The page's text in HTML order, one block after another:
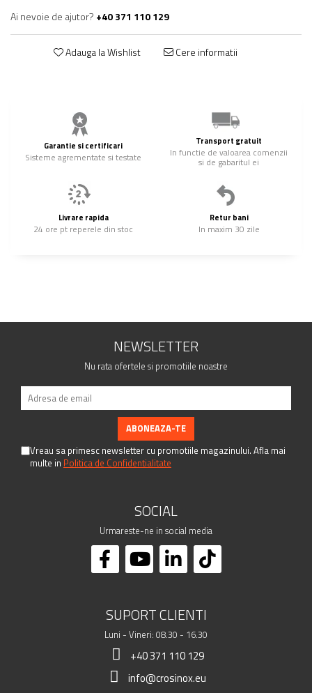
Ai nevoie de ajutor? +40 371 110 129
Adauga la Wishlist Cere informatii
Garantie si certificari
Sisteme agrementate si testate
Transport gratuit
In functie de valoarea comenzii
si de gabaritul ei
Livrare rapida
24 ore pt reperele din stoc
Retur bani
In maxim 30 zile
NEWSLETTER
Nu rata ofertele si promotiile noastre
Vreau sa primesc newsletter cu promotiile magazinului. Afla mai
multe in Politica de Confidentialitate
SOCIAL
Urmareste-ne in social media
SUPORT CLIENTI
Luni - Vineri: 08.30 - 16.30
+40 371 110 129
info@crosinox.eu